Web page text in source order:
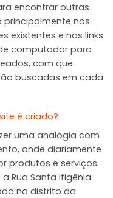
encontrar outras
principalmente nos
existentes e nos links
computador para
com que
buscadas em cada
é criado?
uma analogia com
onde diariamente
produtos e serviços
Rua Santa Ifigênia
no distrito da